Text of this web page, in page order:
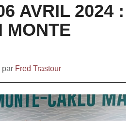
AVRIL 2024 :
MONTE
par Fred Trastour